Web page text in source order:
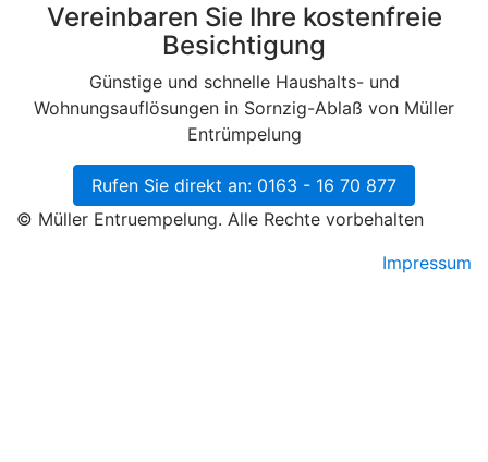
Vereinbaren Sie Ihre kostenfreie
Besichtigung
Günstige und schnelle Haushalts- und
Wohnungsauflösungen in Sornzig-Ablaß von Müller
Entrümpelung
Rufen Sie direkt an: 0163 - 16 70 877
© Müller Entruempelung. Alle Rechte vorbehalten
Impressum